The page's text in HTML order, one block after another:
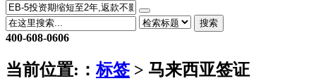
搜索
400-608-0606
当前位置: ：标签 > 马来西亚签证